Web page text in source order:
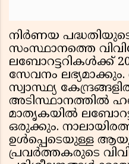
നിര്‍ണയ പദ്ധതിയുടെ
സംസ്ഥാനത്തെ
ലബോറട്ടറികള്‍ക്ക്
സേവനം
സ്വാസ്ഥ്യ
അടിസ്ഥാനത്തില്‍
മാതൃകയില്‍
ഒരുക്കും.
ഉള്‍പ്പെടെയുള്ള
പ്രവര്‍ത്തകരുടെ